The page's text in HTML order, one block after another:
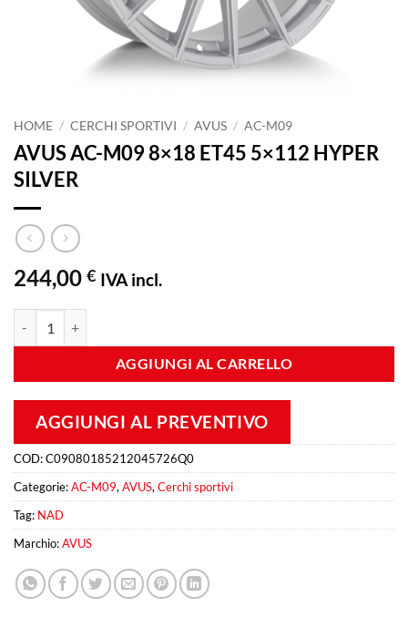
HOME / CERCHI SPORTIVI / AVUS / AC-M09
AVUS AC-M09 8×18 ET45 5×112 HYPER
SILVER
244,00 € IVA incl.
AGGIUNGI AL CARRELLO
AGGIUNGI AL PREVENTIVO
COD:C09080185212045726Q0
Categorie:AC-M09,AVUS,Cerchi sportivi
Tag: NAD
Marchio:AVUS